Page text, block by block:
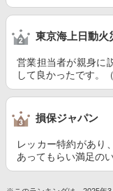
東京海上日動火
営業担当者が親身に
して良かったです。
損保ジャパン
レッカー特約があり
あってもらい満足の